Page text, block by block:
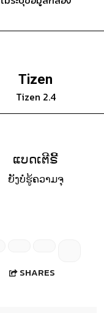
Tizen
Tizen 2.4
ແບດເຕີຣີ້
ຍັງບໍ່ຮູ້ຄວາມຈຸ
SHARES